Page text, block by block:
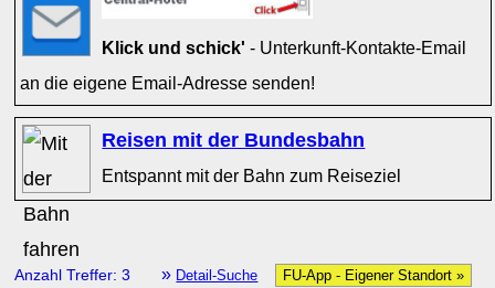
Klick und schick' - Unterkunft-Kontakte-Email
an die eigene Email-Adresse senden!
Reisen mit der Bundesbahn
Entspannt mit der Bahn zum Reiseziel
Anzahl Treffer: 3 » Detail-Suche FU-App - Eigener Standort »